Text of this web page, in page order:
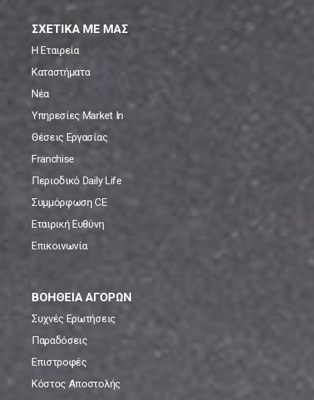
ΣΧΕΤΙΚΑ ΜΕ ΜΑΣ
Η Εταιρεία
Καταστήματα
Νέα
Υπηρεσίες Market In
Θέσεις Εργασίας
Franchise
Περιοδικό Daily Life
Συμμόρφωση CE
Εταιρική Ευθύνη
Επικοινωνία
ΒΟΗΘΕΙΑ ΑΓΟΡΩΝ
Συχνές Ερωτήσεις
Παραδόσεις
Επιστροφές
Κόστος Αποστολής